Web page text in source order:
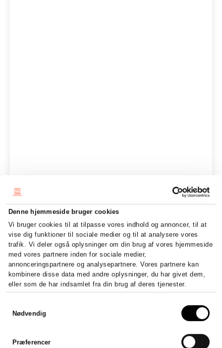
Denne hjemmeside bruger cookies
Vi bruger cookies til at tilpasse vores indhold og annoncer, til at
vise dig funktioner til sociale medier og til at analysere vores
trafik. Vi deler også oplysninger om din brug af vores hjemmeside
med vores partnere inden for sociale medier,
annonceringspartnere og analysepartnere. Vores partnere kan
kombinere disse data med andre oplysninger, du har givet dem,
eller som de har indsamlet fra din brug af deres tjenester.
Nødvendig
Præferencer